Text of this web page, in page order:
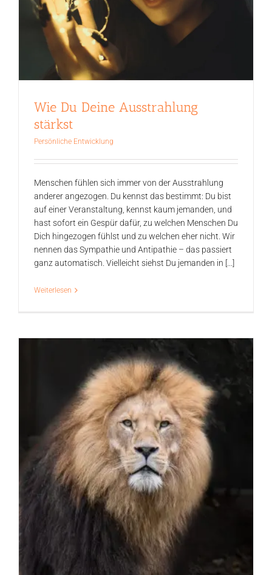
Wie Du Deine Ausstrahlung
stärkst
Persönliche Entwicklung
Menschen fühlen sich immer von der Ausstrahlung
anderer angezogen. Du kennst das bestimmt: Du bist
auf einer Veranstaltung, kennst kaum jemanden, und
hast sofort ein Gespür dafür, zu welchen Menschen Du
Dich hingezogen fühlst und zu welchen eher nicht. Wir
nennen das Sympathie und Antipathie – das passiert
ganz automatisch. Vielleicht siehst Du jemanden in [...]
Weiterlesen